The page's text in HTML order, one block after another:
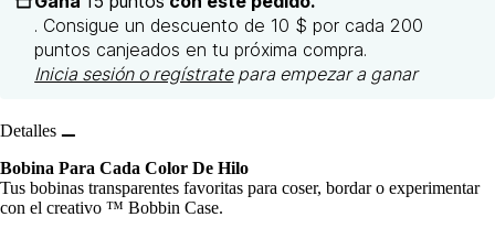
. Consigue un descuento de 10 $ por cada 200
puntos canjeados en tu próxima compra.
Inicia sesión o regístratepara empezar a ganar
Detalles
Bobina Para Cada Color De Hilo
Tus bobinas transparentes favoritas para coser, bordar o experimentar
con el creativo ™ Bobbin Case.